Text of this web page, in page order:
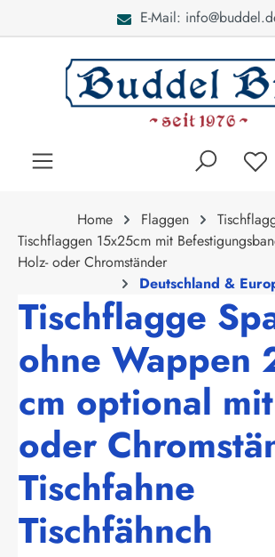
E-Mail:
Home Flaggen
Tischflaggen 15x25cm mit
Holz- oder Chromständer
Deutschland &
Tischflagge
ohne Wappen
cm optional
oder
Tischfahne
Tischfähnch